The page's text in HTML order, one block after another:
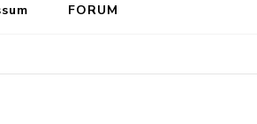
FORUM